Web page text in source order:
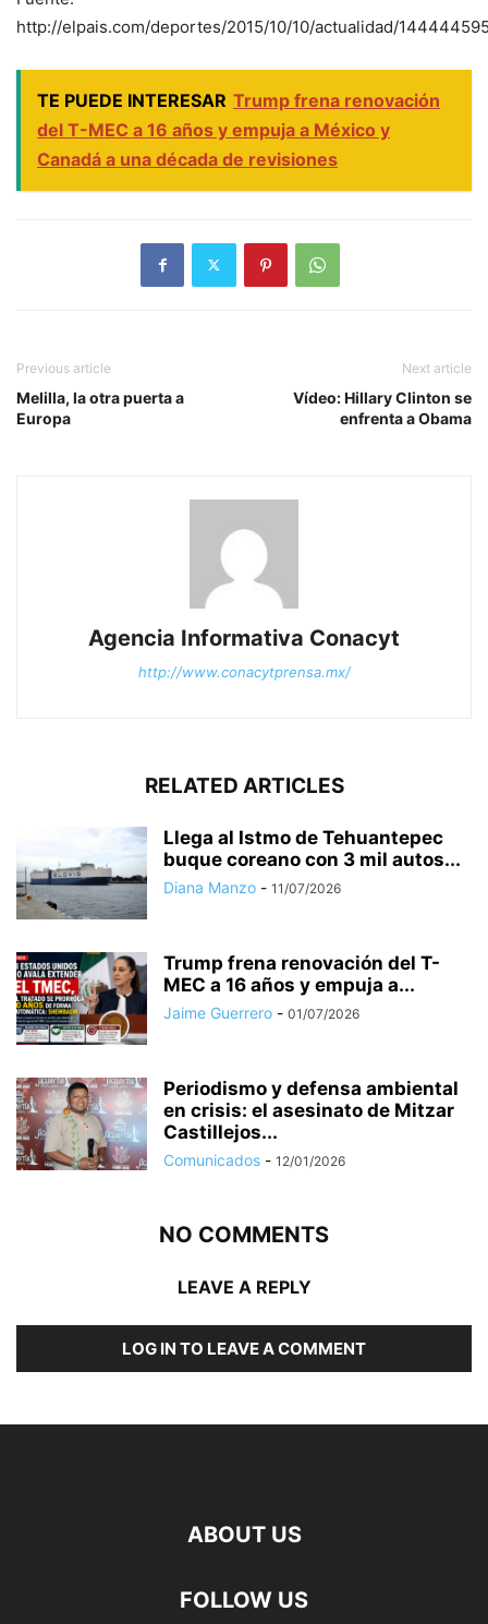
http://elpais.com/deportes/2015/10/10/actualidad/
TE PUEDE INTERESAR Trump frena renovación
del T-MEC a 16 años y empuja a México y
Canadá a una década de revisiones
Previous article
Melilla, la otra puerta a
Europa
Next article
Vídeo: Hillary Clinton se
enfrenta a Obama
Agencia Informativa Conacyt
http://www.conacytprensa.mx/
RELATED ARTICLES
Llega al Istmo de Tehuantepec
buque coreano con 3 mil autos...
Diana Manzo - 11/07/2026
Trump frena renovación del T-
MEC a 16 años y empuja a...
Jaime Guerrero - 01/07/2026
Periodismo y defensa ambiental
en crisis: el asesinato de Mitzar
Castillejos...
Comunicados - 12/01/2026
NO COMMENTS
LEAVE A REPLY
LOG IN TO LEAVE A COMMENT
ABOUT US
FOLLOW US